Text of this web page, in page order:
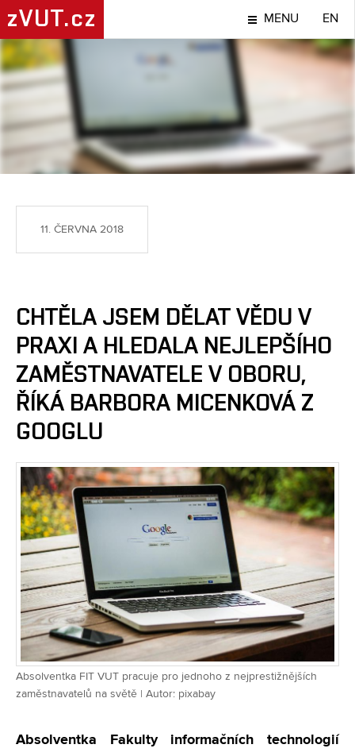
zVUT.cz MENU EN
LIDÉ
11. ČERVNA 2018
CHTĚLA JSEM DĚLAT VĚDU V
PRAXI A HLEDALA NEJLEPŠÍHO
ZAMĚSTNAVATELE V OBORU,
ŘÍKÁ BARBORA MICENKOVÁ Z
GOOGLU
Absolventka FIT VUT pracuje pro jednoho z nejprestižnějších
zaměstnavatelů na světě | Autor: pixabay
Absolventka Fakulty informačních technologií